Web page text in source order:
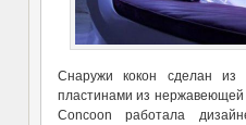
Снаружи кокон сделан из
пластинами из
Concoon работала